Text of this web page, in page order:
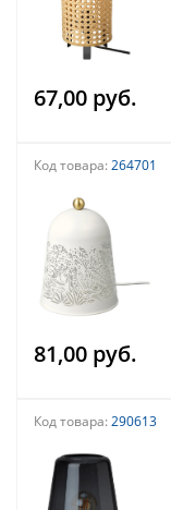
67,00 руб.
Код товара: 264701
81,00 руб.
Код товара: 290613